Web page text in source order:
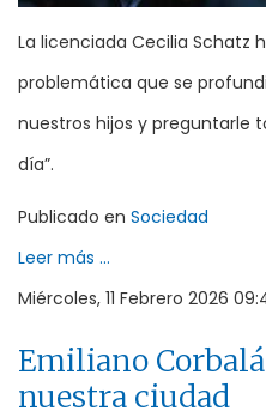
La licenciada Cecilia Schatz
problemática que se
nuestros hijos y preguntarle
día”.
Publicado en Sociedad
Leer más ...
Miércoles, 11 Febrero 2026
Emiliano
nuestra ciudad